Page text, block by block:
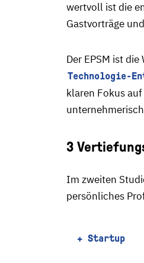
wertvoll ist die
Gastvorträge
Der EPSM ist
Technologie-
klaren Fokus
3
Im zweiten
persönliches
+ Startup